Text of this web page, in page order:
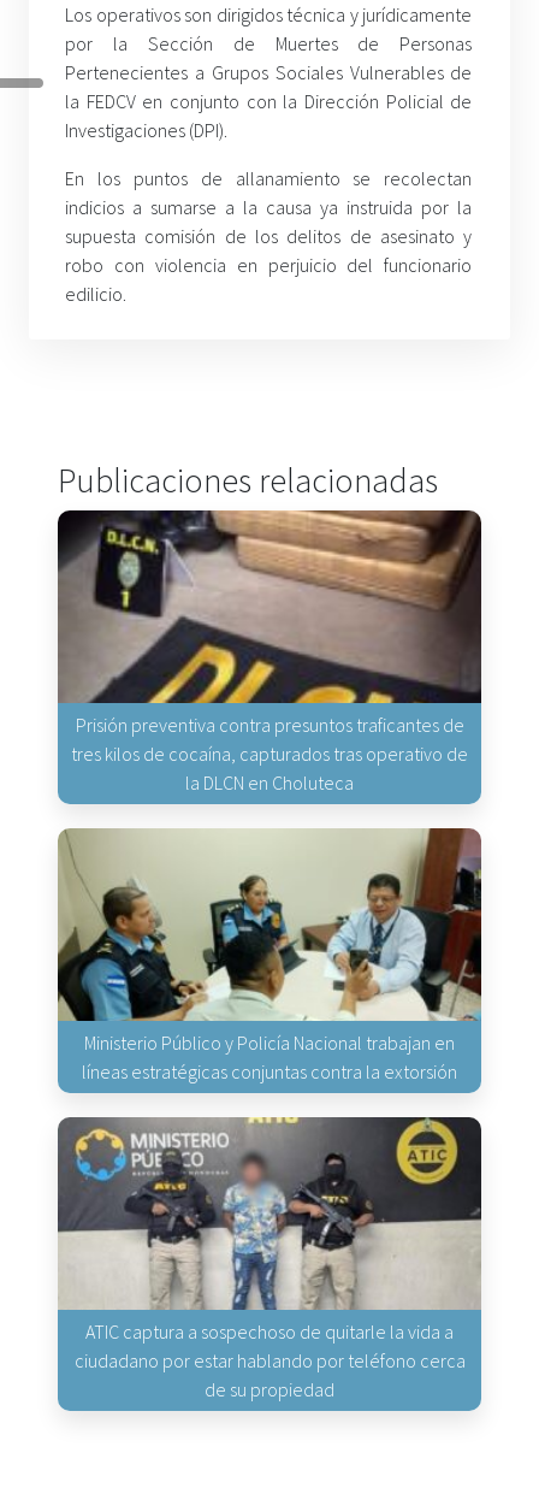
Los operativos son dirigidos técnica y jurídicamente
por la Sección de Muertes de Personas
Pertenecientes a Grupos Sociales Vulnerables de
la FEDCV en conjunto con la Dirección Policial de
Investigaciones (DPI).
En los puntos de allanamiento se recolectan
indicios a sumarse a la causa ya instruida por la
supuesta comisión de los delitos de asesinato y
robo con violencia en perjuicio del funcionario
edilicio.
Publicaciones relacionadas
Prisión preventiva contra presuntos traficantes de
tres kilos de cocaína, capturados tras operativo de
la DLCN en Choluteca
Ministerio Público y Policía Nacional trabajan en
líneas estratégicas conjuntas contra la extorsión
ATIC captura a sospechoso de quitarle la vida a
ciudadano por estar hablando por teléfono cerca
de su propiedad